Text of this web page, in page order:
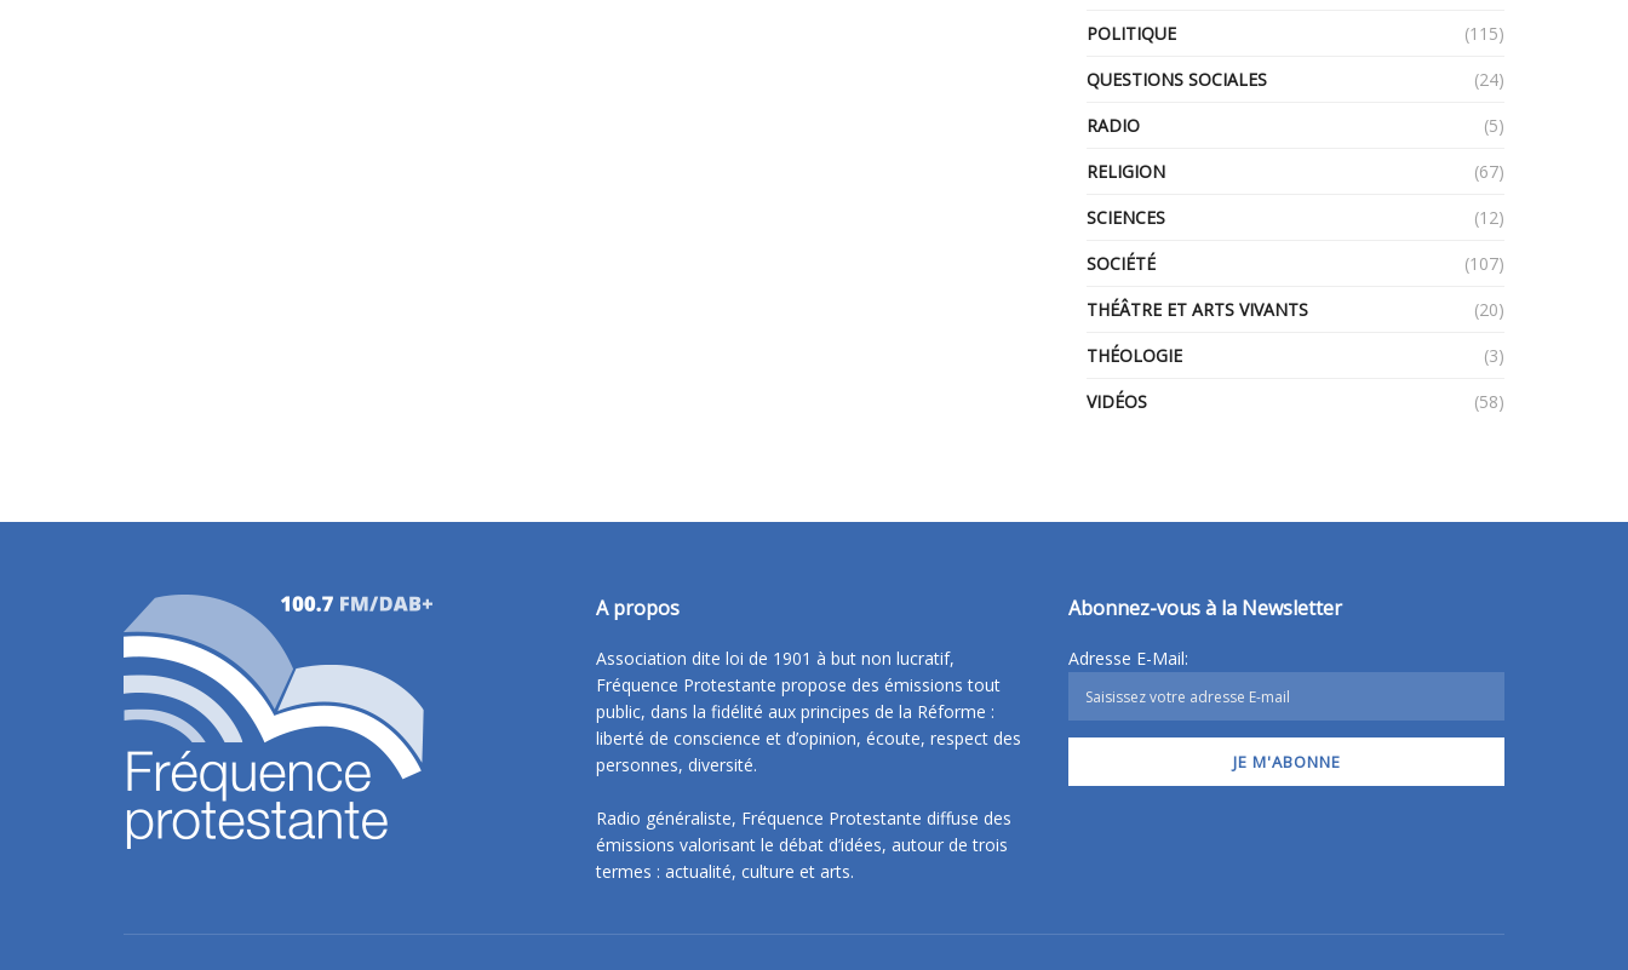
POLITIQUE
(115)
QUESTIONS SOCIALES
(24)
RADIO
(5)
RELIGION
(67)
SCIENCES
(12)
SOCIÉTÉ
(107)
THÉÂTRE ET ARTS VIVANTS
(20)
THÉOLOGIE
(3)
VIDÉOS
(58)
A propos
Association dite loi de 1901 à but non lucratif,
Fréquence Protestante propose des émissions tout
public, dans la fidélité aux principes de la Réforme :
liberté de conscience et d’opinion, écoute, respect des
personnes, diversité.
Radio généraliste, Fréquence Protestante diffuse des
émissions valorisant le débat d’idées, autour de trois
termes : actualité, culture et arts.
Abonnez-vous à la Newsletter
Adresse E-Mail: